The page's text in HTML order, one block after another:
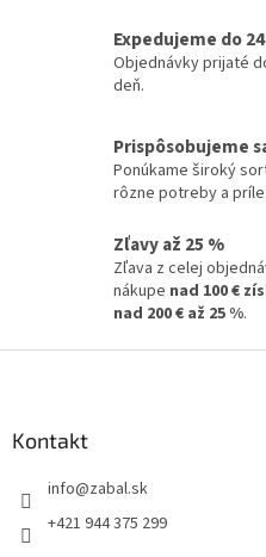
Expedujeme do
Objednávky prijaté
deň.
Prispôsobujeme
Ponúkame široký
rôzne potreby a
Zľavy až 25 %
Zľava z celej
nákupe nad 100 €
nad 200 € až 25 %.
Kontakt
info@zabal.sk
+421 944 375 299